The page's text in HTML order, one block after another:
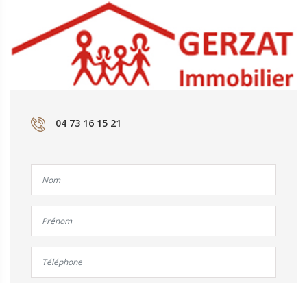
04 73 16 15 21